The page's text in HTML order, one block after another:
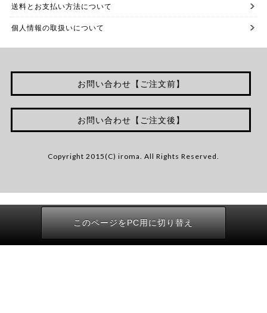
送料とお支払い方法について
個人情報の取扱いについて
お問い合わせ【ご注文前】
お問い合わせ【ご注文後】
Copyright 2015(C) iroma. All Rights Reserved.
このページをPC用に切り替え